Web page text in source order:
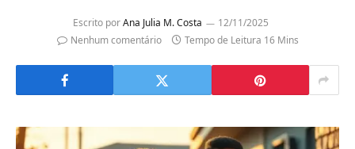
Escrito por Ana Julia M. Costa
12/11/2025
Nenhum comentário
Tempo de Leitura 16 Mins